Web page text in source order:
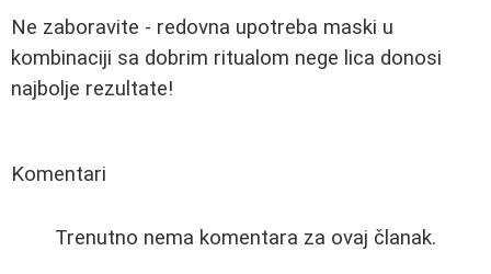
Ne zaboravite - redovna upotreba maski u
kombinaciji sa dobrim ritualom nege lica donosi
najbolje rezultate!
Komentari
Trenutno nema komentara za ovaj članak.